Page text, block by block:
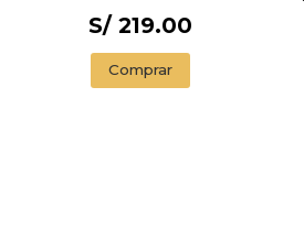
S/ 219.00
Comprar